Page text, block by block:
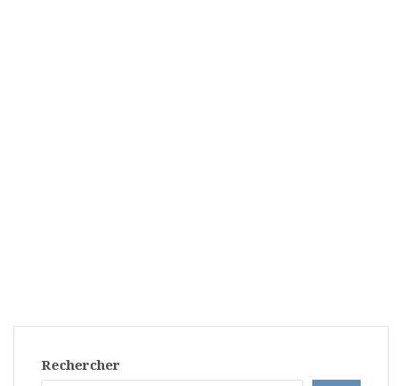
Rechercher